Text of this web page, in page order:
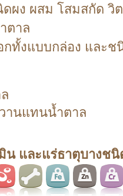
ผง ผสม โสมสกัด วิ
ตาล
กทั้งแบบกล่อง และช
านแทนน้ำตาล
น และแร่ธาตุบางช